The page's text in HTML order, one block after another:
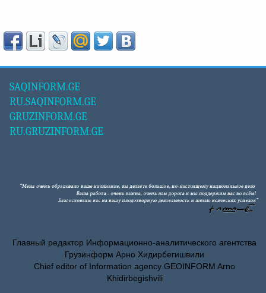
SAQINFORM.GE
RU.SAQINFORM.GE
GRUZINFORM.GE
RU.GRUZINFORM.GE
Главный редактор Информационно-аналитического агентства
Грузинформ Арно Хидирбегишвили
Chief editor of Information agency GEOINFORM Arno
Khidirbegishvili